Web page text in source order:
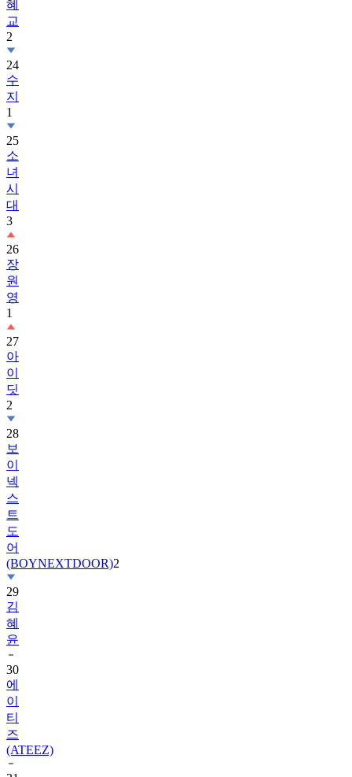
2
24
수
지
1
25
소
녀
시
대
3
26
장
원
영
1
27
아
이
딧
2
28
보
이
넥
스
트
도
어
(BOYNEXTDOOR)
29
김
혜
윤
30
에
이
티
즈
(ATEEZ)
31
베